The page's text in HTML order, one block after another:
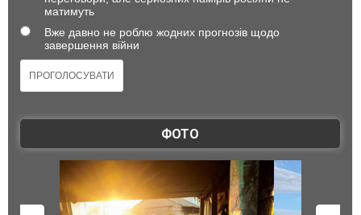
матимуть
Вже давно не роблю жодних прогнозів щодо
завершення війни
ФОТО